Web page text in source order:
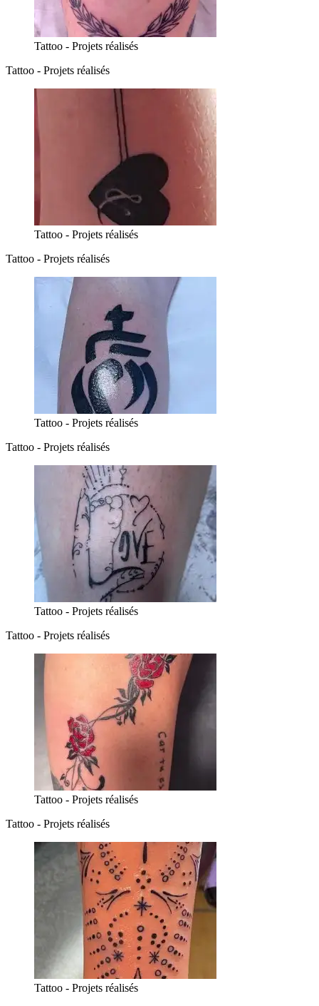
Tattoo - Projets réalisés
Tattoo - Projets réalisés
Tattoo - Projets réalisés
Tattoo - Projets réalisés
Tattoo - Projets réalisés
Tattoo - Projets réalisés
Tattoo - Projets réalisés
Tattoo - Projets réalisés
Tattoo - Projets réalisés
Tattoo - Projets réalisés
Tattoo - Projets réalisés